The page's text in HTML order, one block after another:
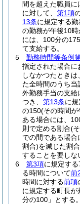
間を超えた職員
に対して、 第1項
13条に規定する
の勤務が午後10
には、100分の
て支給する。
5
勤務時間等条例
指定された場合に
しなかつたときは、
た全時間のうち
外勤務手当の支給
つき、 第13条に
の150(その時間が
ある場合には、
則で定める割合(
での間である場
割合)を減じた割
することを要しな
6
第3項に規定す
る時間について前
時間に対する前項
に規定する町長
分の100」とする。